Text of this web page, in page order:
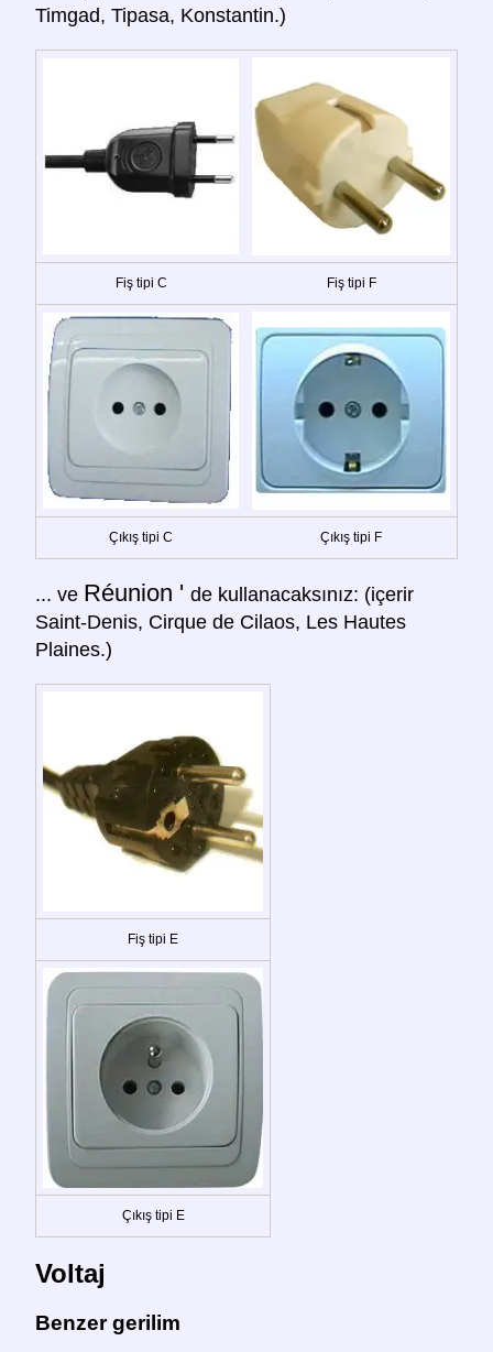
Timgad, Tipasa, Konstantin.)
Fiş tipi C Fiş tipi F
Çıkış tipi C Çıkış tipi F
... ve Réunion ' de kullanacaksınız: (içerir
Saint-Denis, Cirque de Cilaos, Les Hautes
Plaines.)
Fiş tipi E
Çıkış tipi E
Voltaj
Benzer gerilim